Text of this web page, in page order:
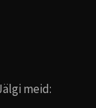
meid: